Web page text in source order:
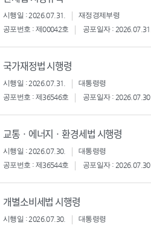
시행일 : 2026.07.31.
재정경제부령
공포번호 : 제00042호
공포일자 : 2026.07.31.
국가재정법 시행령
시행일 : 2026.07.31.
대통령령
공포번호 : 제36546호
공포일자 : 2026.07.30.
교통ㆍ에너지ㆍ환경세법 시행령
시행일 : 2026.07.30.
대통령령
공포번호 : 제36544호
공포일자 : 2026.07.30.
개별소비세법 시행령
시행일 : 2026.07.30.
대통령령